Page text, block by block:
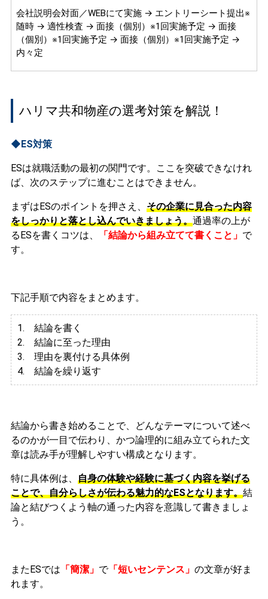
会社説明会対面／WEBにて実施 → エントリーシート提出※
随時 → 適性検査 → 面接（個別）※1回実施予定 → 面接
（個別）※1回実施予定 → 面接（個別）※1回実施予定 →
内々定
ハリマ共和物産の選考対策を解説！
◆ES対策
ESは就職活動の最初の関門です。ここを突破できなけれ
ば、次のステップに進むことはできません。
まずはESのポイントを押さえ、 その企業に見合った内容
をしっかりと落とし込んでいきましょう。通過率の上が
るESを書くコツは、
「結論から組み立てて書くこと」 で
す。
下記手順で内容をまとめます。
1. 結論を書く
2. 結論に至った理由
3. 理由を裏付ける具体例
4. 結論を繰り返す
結論から書き始めることで、どんなテーマについて述べ
るのかが一目で伝わり、かつ論理的に組み立てられた文
章は読み手が理解しやすい構成となります。
特に具体例は、 自身の体験や経験に基づく内容を挙げる
ことで、自分らしさが伝わる魅力的なESとなります。結
論と結びつくよう軸の通った内容を意識して書きましょ
う。
またESでは 「簡潔」 で「短いセンテンス」 の文章が好ま
れます。